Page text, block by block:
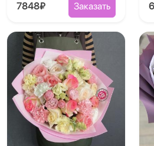
7848₽ Заказать